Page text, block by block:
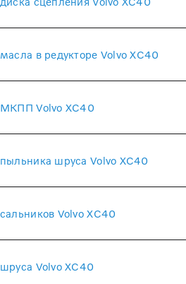
в редукторе Volvo XC40
Volvo XC40
шруса Volvo XC40
Volvo XC40
Volvo XC40